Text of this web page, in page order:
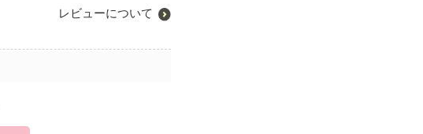
レビューについて